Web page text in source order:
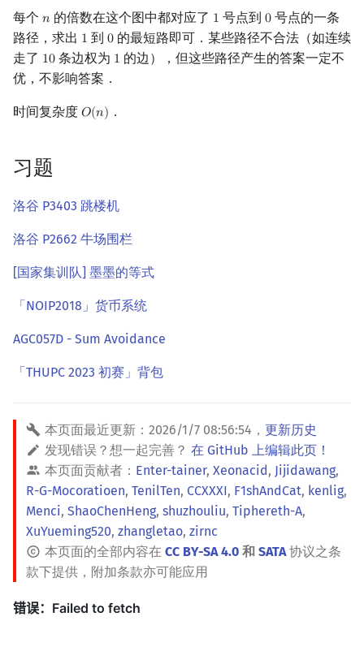
每个 𝑛
n 的倍数在这个图中都对应了 1
1 号点到 0
0号点的一条
路径，求出 1
1 到 0
0 的最短路即可．某些路径不合法（如连续
走了 10
10 条边权为 1
1 的边），但这些路径产生的答案一定不
优，不影响答案．
时间复杂度 𝑂(𝑛)
O(n) ．
习题
洛谷 P3403 跳楼机
洛谷 P2662 牛场围栏
[国家集训队] 墨墨的等式
「NOIP2018」货币系统
AGC057D - Sum Avoidance
「THUPC 2023 初赛」背包
本页面最近更新： 2026/1/7 08:56:54 ， 更新历史
发现错误？想一起完善？ 在 GitHub 上编辑此页！
本页面贡献者： Enter-tainer, Xeonacid , Jijidawang,
R-G-Mocoratioen, TenilTen, CCXXXI, F1shAndCat, kenlig,
Menci, ShaoChenHeng, shuzhouliu, Tiphereth-A,
XuYueming520, zhangletao, zirnc
本页面的全部内容在 CC BY-SA 4.0 和 SATA协议之条
款下提供，附加条款亦可能应用